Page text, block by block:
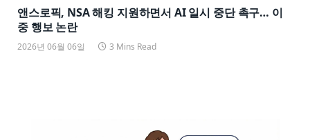
앤스로픽, NSA 해킹 지원하면서 AI 일시 중단 촉구… 이
중 행보 논란
2026년 06월 06일 3 Mins Read